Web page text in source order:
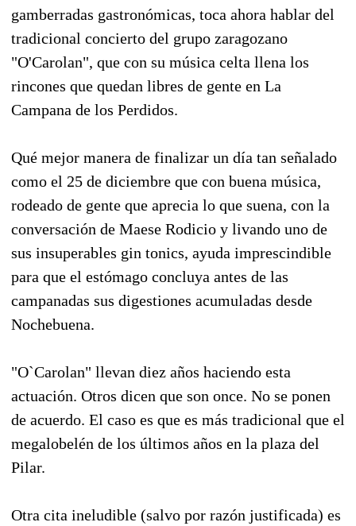
gamberradas gastronómicas, toca ahora hablar del
tradicional concierto del grupo zaragozano
"O'Carolan", que con su música celta llena los
rincones que quedan libres de gente en La
Campana de los Perdidos.
Qué mejor manera de finalizar un día tan señalado
como el 25 de diciembre que con buena música,
rodeado de gente que aprecia lo que suena, con la
conversación de Maese Rodicio y livando uno de
sus insuperables gin tonics, ayuda imprescindible
para que el estómago concluya antes de las
campanadas sus digestiones acumuladas desde
Nochebuena.
"O`Carolan" llevan diez años haciendo esta
actuación. Otros dicen que son once. No se ponen
de acuerdo. El caso es que es más tradicional que el
megalobelén de los últimos años en la plaza del
Pilar.
Otra cita ineludible (salvo por razón justificada) es